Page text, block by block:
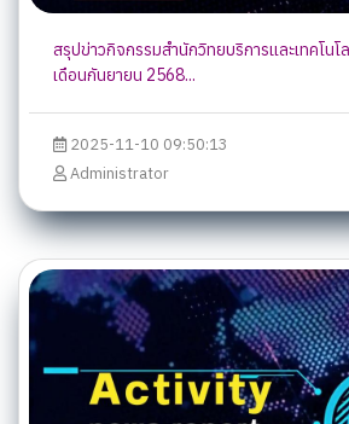
สรุปข่าวกิจกรรมสำนักวิทยบริการและเทคโนโ
เดือนกันยายน 2568...
2025-11-10 09:50:13
Administrator